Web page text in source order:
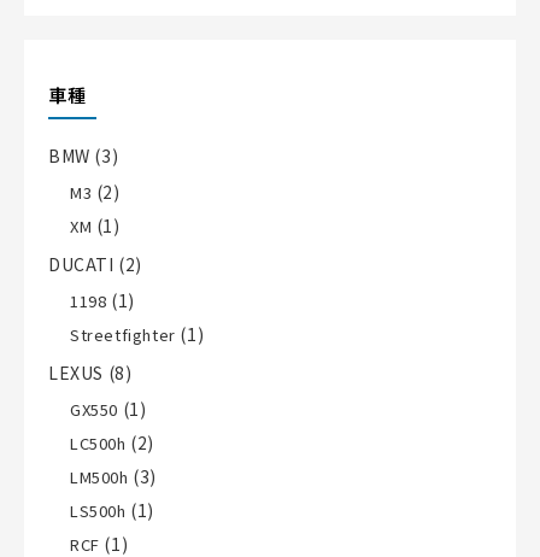
車種
BMW (3)
M3 (2)
XM (1)
DUCATI (2)
1198 (1)
Streetfighter (1)
LEXUS (8)
GX550 (1)
LC500h (2)
LM500h (3)
LS500h (1)
RCF (1)